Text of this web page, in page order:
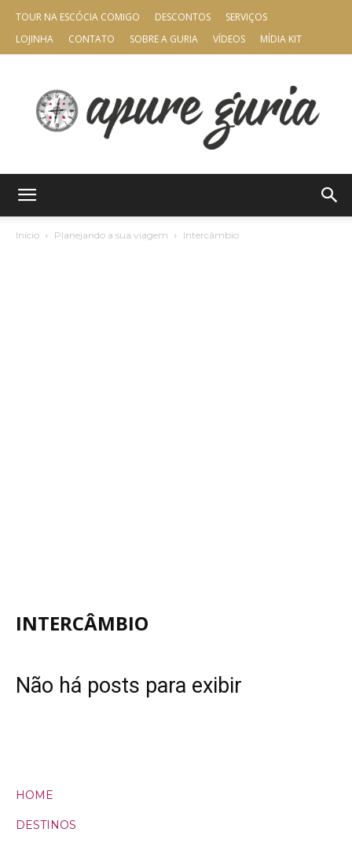
TOUR NA ESCÓCIA COMIGO DESCONTOS
SERVIÇOS
LOJINHA
CONTATO SOBRE A GURIA VÍDEOS MÍDIA KIT
Início Planejando a sua viagem Intercâmbio
INTERCÂMBIO
Não há posts para exibir
HOME
DESTINOS